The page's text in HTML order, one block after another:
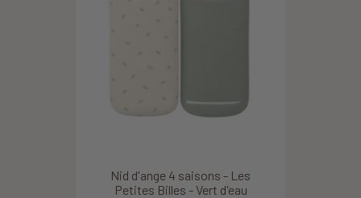
Nid d'ange 4 saisons - Les
Petites Billes - Vert d'eau